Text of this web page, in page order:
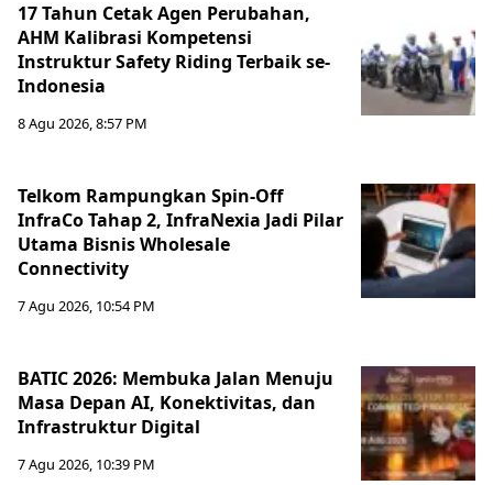
17 Tahun Cetak Agen Perubahan,
AHM Kalibrasi Kompetensi
Instruktur Safety Riding Terbaik se-
Indonesia
8 Agu 2026, 8:57 PM
Telkom Rampungkan Spin-Off
InfraCo Tahap 2, InfraNexia Jadi Pilar
Utama Bisnis Wholesale
Connectivity
7 Agu 2026, 10:54 PM
BATIC 2026: Membuka Jalan Menuju
Masa Depan AI, Konektivitas, dan
Infrastruktur Digital
7 Agu 2026, 10:39 PM